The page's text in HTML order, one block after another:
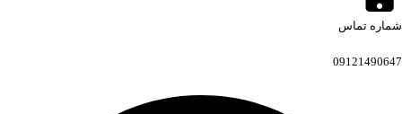
شماره تماس
09121490647